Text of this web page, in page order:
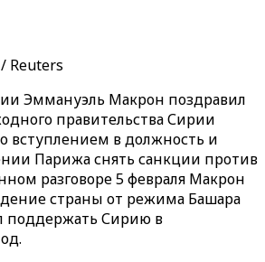
Reuters
Эммануэль Макрон поздравил
правительства Сирии
вступлением в должность и
Парижа снять санкции против
разговоре 5 февраля Макрон
страны от режима Башара
поддержать Сирию в